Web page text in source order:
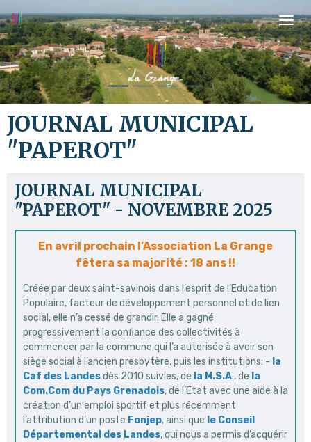
JOURNAL MUNICIPAL
"PAPEROT"
JOURNAL MUNICIPAL
"PAPEROT" - NOVEMBRE 2025
En avril prochain l’Association La Grange
fêtera sa majorité : 18 ans !!
Créée par deux saint-savinois dans l’esprit de l’Education
Populaire, facteur de développement personnel et de lien
social, elle n’a cessé de grandir. Elle a gagné
progressivement la confiance des collectivités à
commencer par la commune qui l’a autorisée à avoir son
siège social à l’ancien presbytère, puis les institutions: - la
Caf des Landesdès 2010 suivies, de la M.S.A., de la
Com.Com du Pays Grenadois, de l’Etat avec une aide à la
création d’un emploi sportif et plus récemment
l’attribution d’un poste Fonjep, ainsi que le Conseil
Départemental des Landes, qui nous a permis d’acquérir